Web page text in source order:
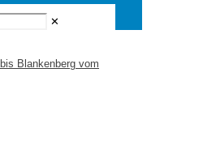
✕
Blankenberg vom